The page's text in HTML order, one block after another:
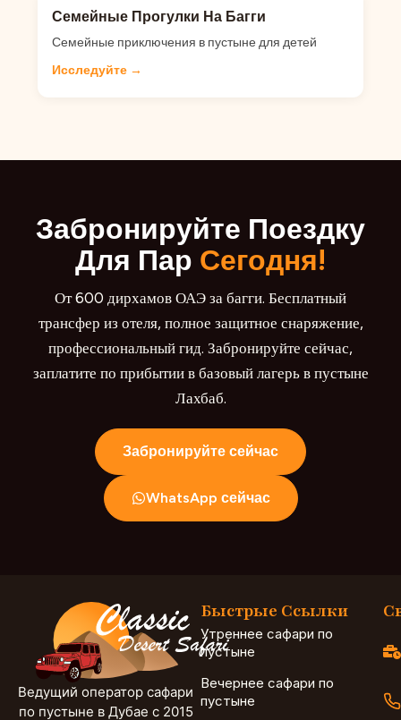
Семейные Прогулки На Багги
Семейные приключения в пустыне для детей
Исследуйте →
Забронируйте Поездку
Для Пар Сегодня!
От 600 дирхамов ОАЭ за багги. Бесплатный
трансфер из отеля, полное защитное снаряжение,
профессиональный гид. Забронируйте сейчас,
заплатите по прибытии в базовый лагерь в пустыне
Лахбаб.
Забронируйте сейчас
WhatsApp сейчас
Ведущий оператор сафари
по пустыне в Дубае с 2015
Быстрые Ссылки
Утреннее сафари по
пустыне
Вечернее сафари по
пустыне